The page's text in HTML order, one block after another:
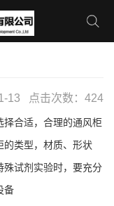
择合适，合理的通风柜
的类型，材质、形状
殊试剂实验时，要充分
备
13 点击次数：424